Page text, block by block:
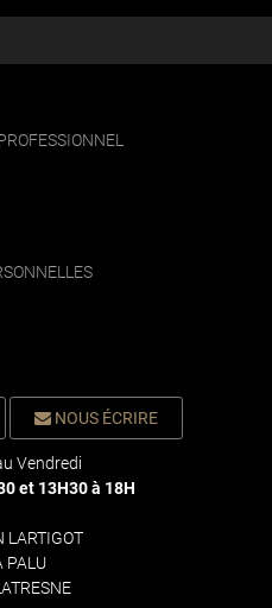
NOUS ÉCRIRE
Vendredi
et 13H30 à 18H
LARTIGOT
PALU